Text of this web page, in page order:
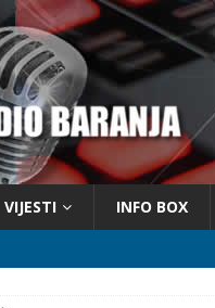
VIJESTI INFO BOX